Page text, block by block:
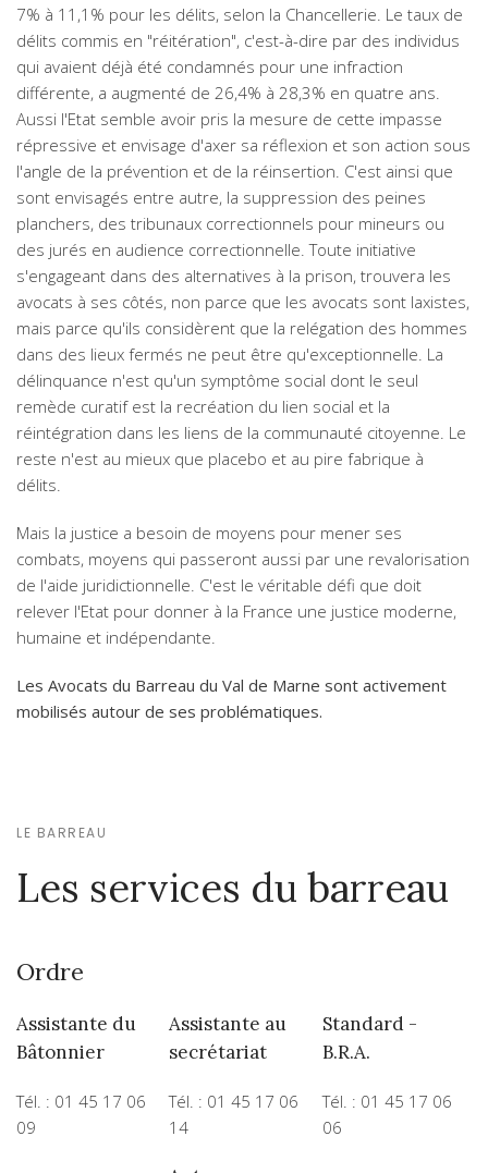
7% à 11,1% pour les délits, selon la Chancellerie. Le taux de
délits commis en "réitération", c'est-à-dire par des individus
qui avaient déjà été condamnés pour une infraction
différente, a augmenté de 26,4% à 28,3% en quatre ans.
Aussi l'Etat semble avoir pris la mesure de cette impasse
répressive et envisage d'axer sa réflexion et son action sous
l'angle de la prévention et de la réinsertion. C'est ainsi que
sont envisagés entre autre, la suppression des peines
planchers, des tribunaux correctionnels pour mineurs ou
des jurés en audience correctionnelle. Toute initiative
s'engageant dans des alternatives à la prison, trouvera les
avocats à ses côtés, non parce que les avocats sont laxistes,
mais parce qu'ils considèrent que la relégation des hommes
dans des lieux fermés ne peut être qu'exceptionnelle. La
délinquance n'est qu'un symptôme social dont le seul
remède curatif est la recréation du lien social et la
réintégration dans les liens de la communauté citoyenne. Le
reste n'est au mieux que placebo et au pire fabrique à
délits.
Mais la justice a besoin de moyens pour mener ses
combats, moyens qui passeront aussi par une revalorisation
de l'aide juridictionnelle. C'est le véritable défi que doit
relever l'Etat pour donner à la France une justice moderne,
humaine et indépendante.
Les Avocats du Barreau du Val de Marne sont activement
mobilisés autour de ses problématiques.
LE BARREAU
Les services du barreau
Ordre
Assistante du
Bâtonnier
Tél. : 01 45 17 06
09
Assistante au
secrétariat
Tél. : 01 45 17 06
14
Standard -
B.R.A.
Tél. : 01 45 17 06
06